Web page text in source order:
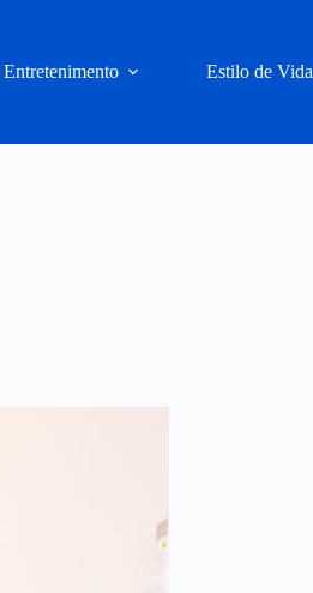
Entretenimento Estilo de Vida